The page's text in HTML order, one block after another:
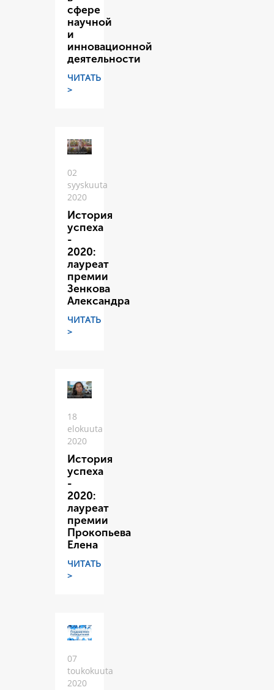
сфере
научной
и
инновационной
деятельности
ЧИТАТЬ
>
02
syyskuuta
2020
История
успеха
-
2020:
лауреат
премии
Зенкова
Александра
ЧИТАТЬ
>
18
elokuuta
2020
История
успеха
-
2020:
лауреат
премии
Прокопьева
Елена
ЧИТАТЬ
>
07
toukokuuta
2020